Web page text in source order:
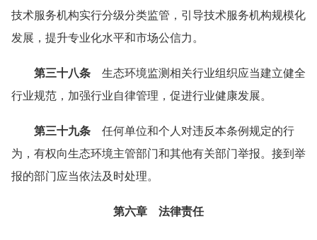
技术服务机构实行分级分类监管，引导技术服务机构规模化
发展，提升专业化水平和市场公信力。
第三十八条 生态环境监测相关行业组织应当建立健全
行业规范，加强行业自律管理，促进行业健康发展。
第三十九条 任何单位和个人对违反本条例规定的行
为，有权向生态环境主管部门和其他有关部门举报。接到举
报的部门应当依法及时处理。
第六章 法律责任